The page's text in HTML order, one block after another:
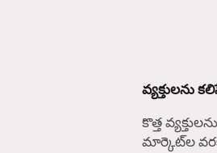
వ్యక్తులను
కొత్త
మార్కెట్‌ల